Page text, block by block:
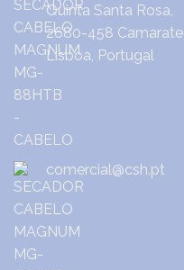
Quinta Santa Rosa,
2680-458 Camarate
Lisboa, Portugal
comercial@csh.pt